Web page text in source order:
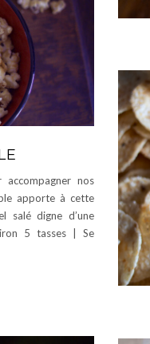
nos
apporte à cette
salé digne d’une
5 tasses | Se